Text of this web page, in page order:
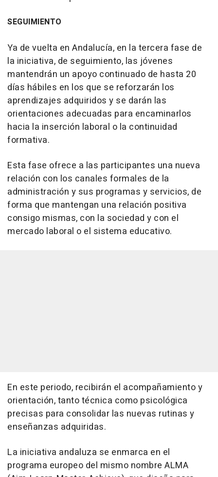
SEGUIMIENTO
Ya de vuelta en Andalucía, en la tercera fase de
la iniciativa, de seguimiento, las jóvenes
mantendrán un apoyo continuado de hasta 20
días hábiles en los que se reforzarán los
aprendizajes adquiridos y se darán las
orientaciones adecuadas para encaminarlos
hacia la inserción laboral o la continuidad
formativa.
Esta fase ofrece a las participantes una nueva
relación con los canales formales de la
administración y sus programas y servicios, de
forma que mantengan una relación positiva
consigo mismas, con la sociedad y con el
mercado laboral o el sistema educativo.
En este periodo, recibirán el acompañamiento y
orientación, tanto técnica como psicológica
precisas para consolidar las nuevas rutinas y
enseñanzas adquiridas.
La iniciativa andaluza se enmarca en el
programa europeo del mismo nombre ALMA